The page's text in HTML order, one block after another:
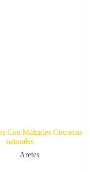
Con Múltiples Circonias
naturales
Aretes